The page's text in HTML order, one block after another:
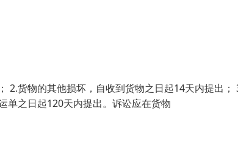
2.货物的其他损坏，自收到货物之日起14天内提出；
单之日起120天内提出。诉讼应在货物